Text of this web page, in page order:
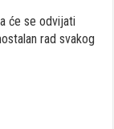
će se odvijati
rad svakog